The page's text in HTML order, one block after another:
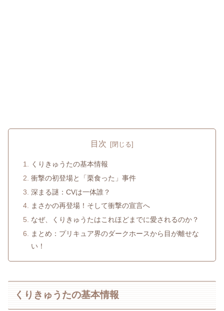
目次
くりきゅうたの基本情報
衝撃の初登場と「栗食った」事件
深まる謎：CVは一体誰？
まさかの再登場！そして衝撃の宣言へ
なぜ、くりきゅうたはこれほどまでに愛されるのか？
まとめ：プリキュア界のダークホースから目が離せな
い！
くりきゅうたの基本情報